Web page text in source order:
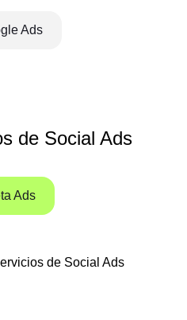
Ads
de Social Ads
Ads
de Social Ads